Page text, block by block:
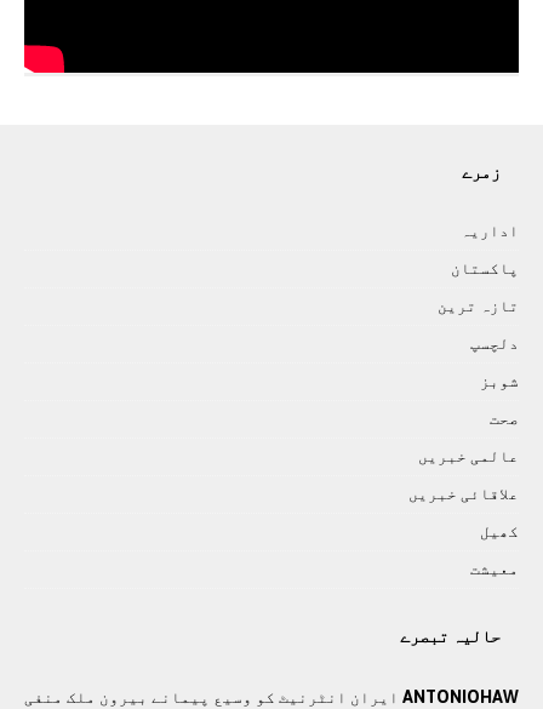
زمرے
اداريہ
پاکستان
تازہ ترين
دلچسپ
شوبز
صحت
عالمی خبريں
علاقائی خبريں
کھيل
معيشت
حالیہ تبصرے
ANTONIOHAW ايران انٹرنيٹ کو وسيع پيمانے بيرون ملک منفی